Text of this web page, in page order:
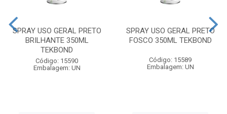
SPRAY USO GERAL PRETO
BRILHANTE 350ML
TEKBOND
Código: 15590
Embalagem: UN
SPRAY USO GERAL PRETO
FOSCO 350ML TEKBOND
Código: 15589
Embalagem: UN